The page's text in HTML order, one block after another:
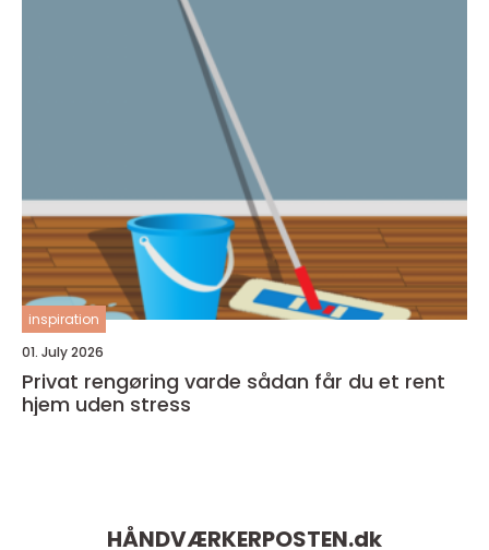
inspiration
01. July 2026
Privat rengøring varde sådan får du et rent
hjem uden stress
HÅNDVÆRKERPOSTEN.dk